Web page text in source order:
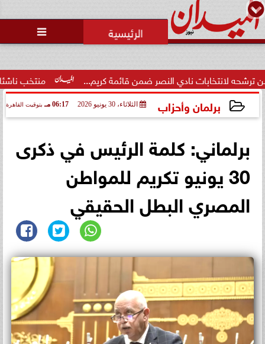

منتخب ناشئات السلة نادي النصر ضمن قائمة كريم...
برلمان وأحزاب الثلاثاء، 30 يونيو 2026 06:17 مـ بتوقيت القاهرة
برلماني: كلمة الرئيس في ذكرى
30 يونيو تكريم للمواطن
المصري البطل الحقيقي